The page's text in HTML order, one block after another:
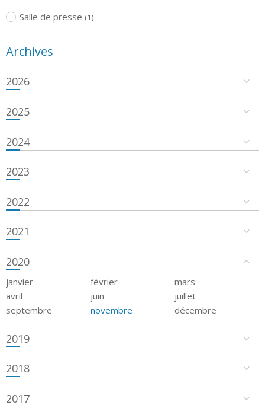
Salle de presse (1)
Archives
2026
2025
2024
2023
2022
2021
2020
janvier février
mars
avril
juin
juillet
septembre
novembre décembre
2019
2018
2017